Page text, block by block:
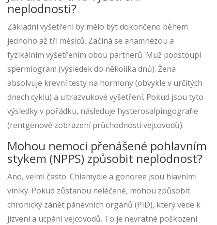
neplodnosti?
Základní vyšetření by mělo být dokončeno během
jednoho až tří měsíců. Začíná se anamnézou a
fyzikálním vyšetřením obou partnerů. Muž podstoupí
spermiogram (výsledek do několika dnů). Žena
absolvuje krevní testy na hormony (obvykle v určitých
dnech cyklu) a ultrazvukové vyšetření. Pokud jsou tyto
výsledky v pořádku, následuje hysterosalpingografie
(rentgenové zobrazení průchodnosti vejcovodů).
Mohou nemoci přenášené pohlavním
stykem (NPPS) způsobit neplodnost?
Ano, velmi často. Chlamydie a gonoree jsou hlavními
viníky. Pokud zůstanou neléčené, mohou způsobit
chronický zánět pánevních orgánů (PID), který vede k
jizvení a ucpání vejcovodů. To je nevratné poškození.